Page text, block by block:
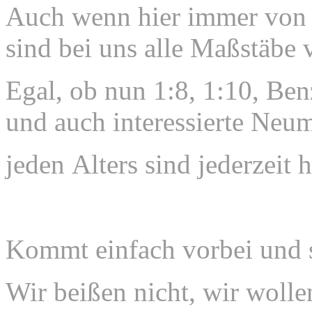
Auch wenn hier immer
sind bei uns alle Maßstäbe
Egal, ob nun 1:8, 1:10,
und auch interessierte
jeden Alters sind jederzeit
Kommt einfach vorbei und
Wir beißen nicht, wir